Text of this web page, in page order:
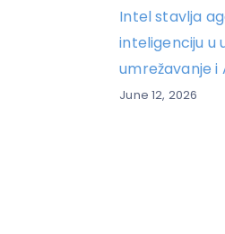
Intel stavlja
inteligenciju u
umrežavanje i
June 12, 2026